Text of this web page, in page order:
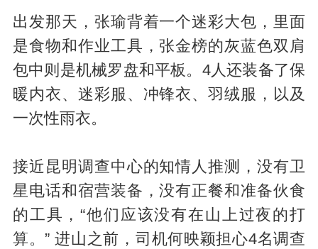
出发那天，张瑜背着一个迷彩大包，里面
是食物和作业工具，张金榜的灰蓝色双肩
包中则是机械罗盘和平板。4人还装备了保
暖内衣、迷彩服、冲锋衣、羽绒服，以及
一次性雨衣。
接近昆明调查中心的知情人推测，没有卫
星电话和宿营装备，没有正餐和准备伙食
的工具，“他们应该没有在山上过夜的打
算。” 进山之前，司机何映颖担心4名调查